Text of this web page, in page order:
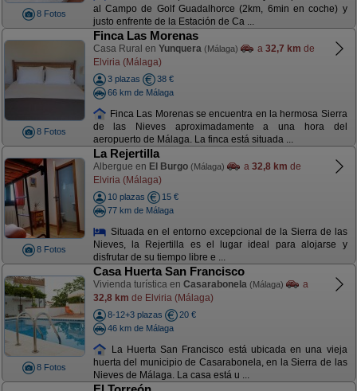
8 Fotos
al Campo de Golf Guadalhorce (2km, 6min en coche) y
justo enfrente de la Estación de Ca ...
8 Fotos
Finca Las Morenas
Casa Rural en Yunquera (Málaga) a 32,7 km de
Elviria (Málaga)
3 plazas
38 €
66 km de Málaga
Finca Las Morenas se encuentra en la hermosa Sierra
de las Nieves aproximadamente a una hora del
aeropuerto de Málaga. La finca está situada ...
8 Fotos
La Rejertilla
Albergue en El Burgo (Málaga) a 32,8 km de
Elviria (Málaga)
10 plazas
15 €
77 km de Málaga
Situada en el entorno excepcional de la Sierra de las
Nieves, la Rejertilla es el lugar ideal para alojarse y
disfrutar de su tiempo libre e ...
8 Fotos
Casa Huerta San Francisco
Vivienda turística en Casarabonela (Málaga)
a
32,8 km de Elviria (Málaga)
8-12+3 plazas
20 €
46 km de Málaga
La Huerta San Francisco está ubicada en una vieja
huerta del municipio de Casarabonela, en la Sierra de las
Nieves de Málaga. La casa está u ...